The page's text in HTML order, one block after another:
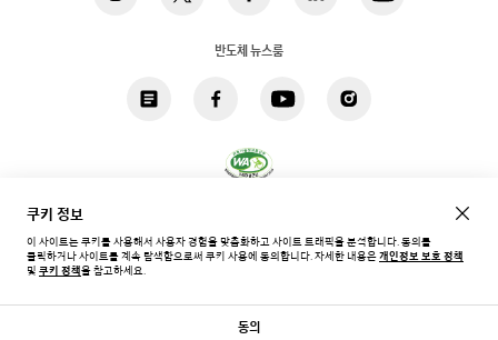
반도체 뉴스룸
한국 / 한국어
Samsung. All rights reserved.
쿠키 정보
이 사이트는 쿠키를 사용해서 사용자 경험을 맞춤화하고 사이트 트래픽을 분석합니다. 동의를
클릭하거나 사이트를 계속 탐색함으로써 쿠키 사용에 동의합니다.자세한 내용은개인정보 보호 정책
및 쿠키 정책을 참고하세요.
동의